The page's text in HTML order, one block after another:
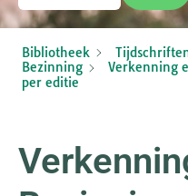
Bibliotheek
Bezinning
Verkenning
per editie